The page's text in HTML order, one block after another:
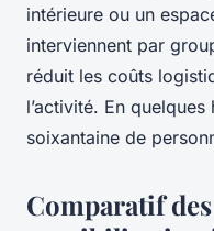
intérieure ou un
interviennent par
réduit les coûts
l’activité. En
soixantaine de
Comparatif